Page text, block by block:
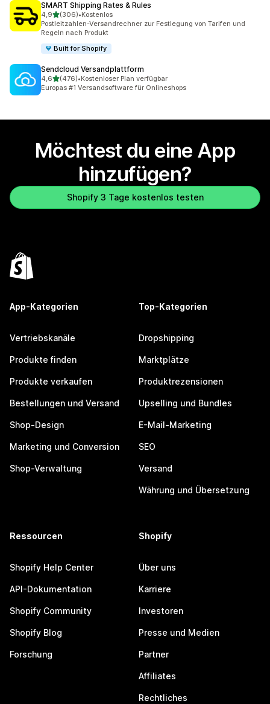
SMART Shipping Rates & Rules
4,9von 5 Sternen
(306)
306 Rezensionen insgesamt
•Kostenlos
Postleitzahlen-Versandrechner zur Festlegung von Tarifen und
Regeln nach Produkt
Built for Shopify
Sendcloud Versandplattform
4,6von 5 Sternen
(476)
476 Rezensionen insgesamt
•Kostenloser Plan verfügbar
Europas #1 Versandsoftware für Onlineshops
Möchtest du eine App
hinzufügen?
Shopify 3 Tage kostenlos testen
App-Kategorien
Vertriebskanäle
Produkte finden
Produkte verkaufen
Bestellungen und Versand
Shop-Design
Marketing und Conversion
Shop-Verwaltung
Top-Kategorien
Dropshipping
Marktplätze
Produktrezensionen
Upselling und Bundles
E-Mail-Marketing
SEO
Versand
Währung und Übersetzung
Ressourcen
Shopify Help Center
API-Dokumentation
Shopify Community
Shopify Blog
Forschung
Shopify
Über uns
Karriere
Investoren
Presse und Medien
Partner
Affiliates
Rechtliches